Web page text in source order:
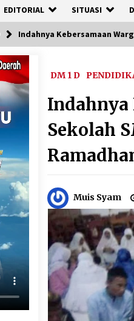
EDITORIAL SITUASI
Indahnya Kebersamaan
DM 1 D
Indahnya
Sekolah
Muis Syam